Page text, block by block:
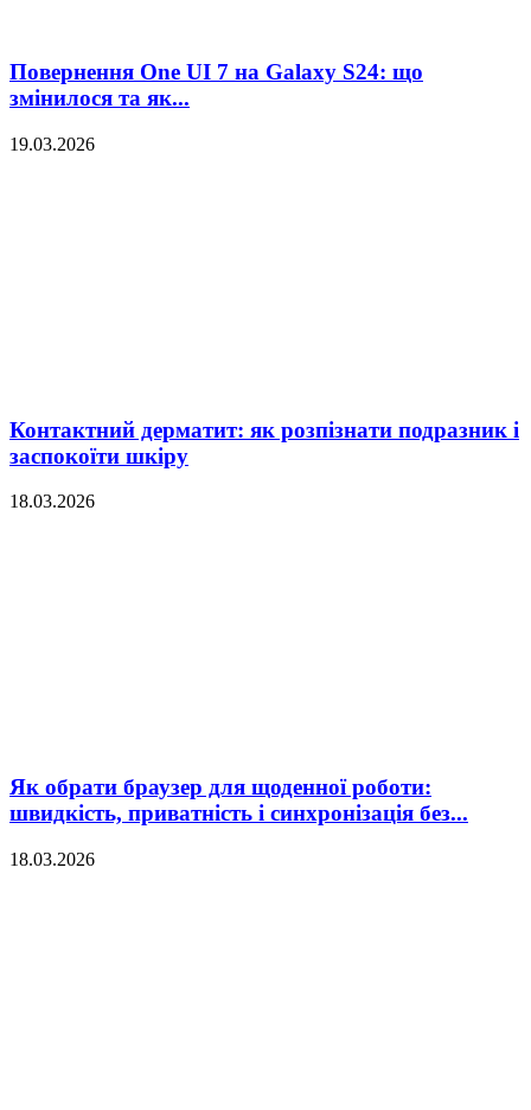
Повернення One UI 7 на Galaxy S24: що
змінилося та як...
19.03.2026
Контактний дерматит: як розпізнати подразник і
заспокоїти шкіру
18.03.2026
Як обрати браузер для щоденної роботи:
швидкість, приватність і синхронізація без...
18.03.2026